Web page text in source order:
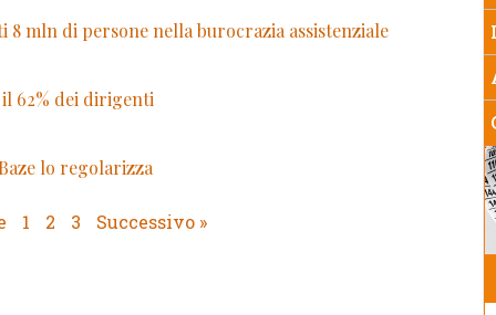
mln di persone nella burocrazia assistenziale
62% dei dirigenti
lo regolarizza
1 2 3 Successivo »